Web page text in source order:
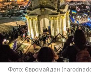
Фото: Євромайдан